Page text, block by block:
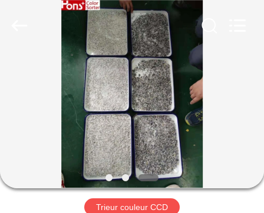
MAISON
PRODUITS
DE
NOUS
Trieur couleur CCD